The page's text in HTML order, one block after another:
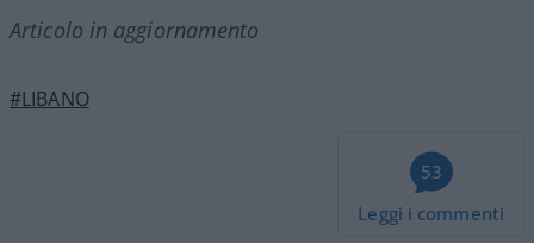
Articolo in aggiornamento
#LIBANO
53
Leggi i commenti